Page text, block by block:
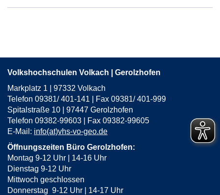
Volkshochschulen Volkach | Gerolzhofen
Markplatz 1 | 97332 Volkach
Telefon 09381/ 401-141 | Fax 09381/ 401-999
Spitalstraße 10 | 97447 Gerolzhofen
Telefon 09382-99603 | Fax 09382-99605
E-Mail: info(at)vhs-vo-geo.de
Öffnungszeiten Büro Gerolzhofen:
Montag 9-12 Uhr | 14-16 Uhr
Dienstag 9-12 Uhr
Mittwoch geschlossen
Donnerstag 9-12 Uhr | 14-17 Uhr